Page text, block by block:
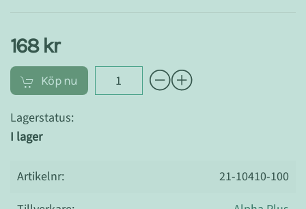
168 kr
Köp nu
Lagerstatus:
I lager
Artikelnr:
21-10410-100